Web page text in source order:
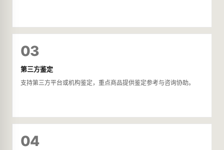
03
第三方鉴定
支持第三方平台或机构鉴定，重点商品提供鉴定参考与咨询协助。
04